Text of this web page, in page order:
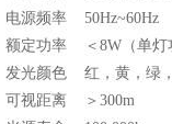
电源频率
额定功率 ＜8W（单
发光颜色 红，黄，绿
可视距离 ＞300m